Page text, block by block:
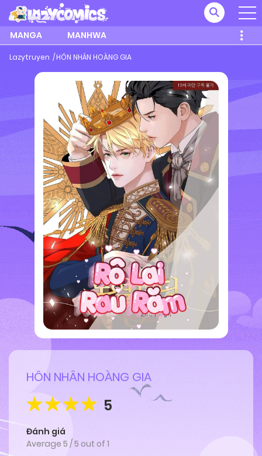
MANGA MANHWA
Lazytruyen HÔN NHÂN HOÀNG GIA
HÔN NHÂN HOÀNG GIA
5
Đánh giá
Average 5 /5 out of 1